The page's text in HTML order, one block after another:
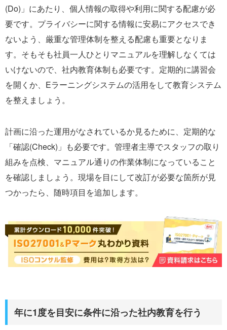
(Do)」にあたり、個人情報の取得や利用に関する配慮が必
要です。プライバシーに関する情報に安易にアクセスでき
ないよう、厳重な管理体制を整える配慮も重要となりま
す。そもそも社員一人ひとりマニュアルを理解しなくては
いけないので、社内教育体制も必要です。定期的に講習会
を開くか、Eラーニングシステムの活用をして教育システム
を整えましょう。
計画に沿った運用がなされているか見るために、定期的な
「確認(Check)」も必要です。管理者主導でスタッフの取り
組みを点検、マニュアル通りの作業体制になっていること
を確認しましょう。現場を目にして改訂が必要な箇所が見
つかったら、随時項目を追加します。
年に1度を目安に条件に沿った社内教育を行う